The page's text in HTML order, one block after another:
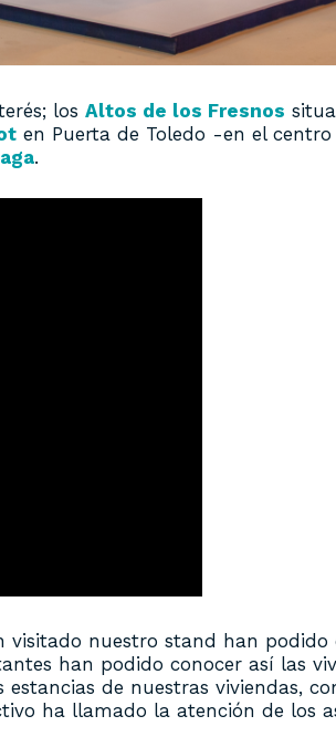
los Altos de los Fresnos
en Puerta de Toledo -en el
.
visitado nuestro stand han
han podido conocer así las
de nuestras viviendas,
ha llamado la atención de los